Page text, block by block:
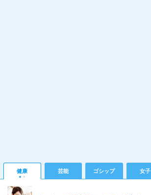
健康 芸能 ゴシップ 女子